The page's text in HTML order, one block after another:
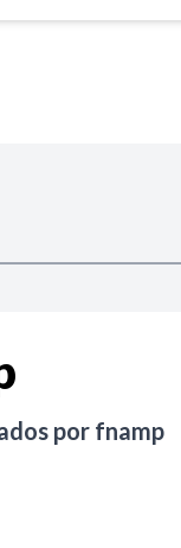
por fnamp